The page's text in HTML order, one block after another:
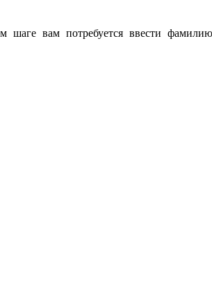
шаге вам потребуется ввести